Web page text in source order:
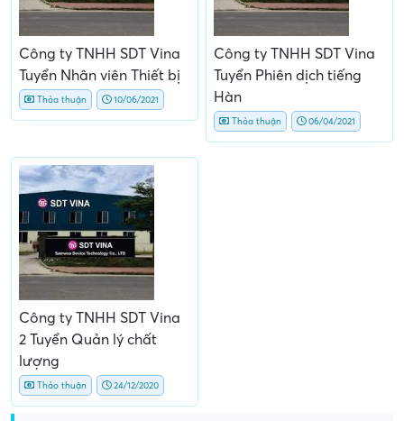
Công ty TNHH SDT Vina
Tuyển Nhân viên Thiết bị
Thỏa thuận 10/06/2021
Công ty TNHH SDT Vina
Tuyển Phiên dịch tiếng
Hàn
Thỏa thuận 06/04/2021
Công ty TNHH SDT Vina
2 Tuyển Quản lý chất
lượng
Thảo thuận 24/12/2020